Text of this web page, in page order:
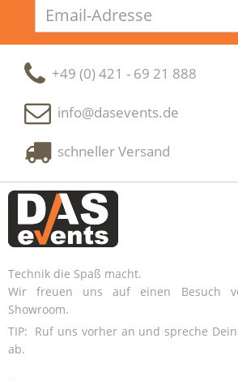
Adresse
+49 (0) 421 - 69 21 888
info@dasevents.de
schneller Versand
Technik die Spaß macht.
Wir freuen uns auf einen Besuch
Showroom.
TIP: Ruf uns vorher an und spreche
ab.